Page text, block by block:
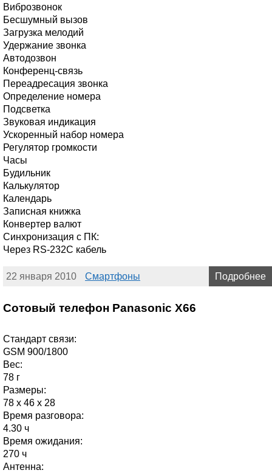
Виброзвонок
Бесшумный вызов
Загрузка мелодий
Удержание звонка
Автодозвон
Конференц-связь
Переадресация звонка
Определение номера
Подсветка
Звуковая индикация
Ускоренный набор номера
Регулятор громкости
Часы
Будильник
Калькулятор
Календарь
Записная книжка
Конвертер валют
Синхронизация с ПК:
Через RS-232C кабель
22 января 2010 Смартфоны Подробнее
Сотовый телефон Panasonic X66
Стандарт связи:
GSM 900/1800
Вес:
78 г
Размеры:
78 x 46 x 28
Время разговора:
4.30 ч
Время ожидания:
270 ч
Антенна: